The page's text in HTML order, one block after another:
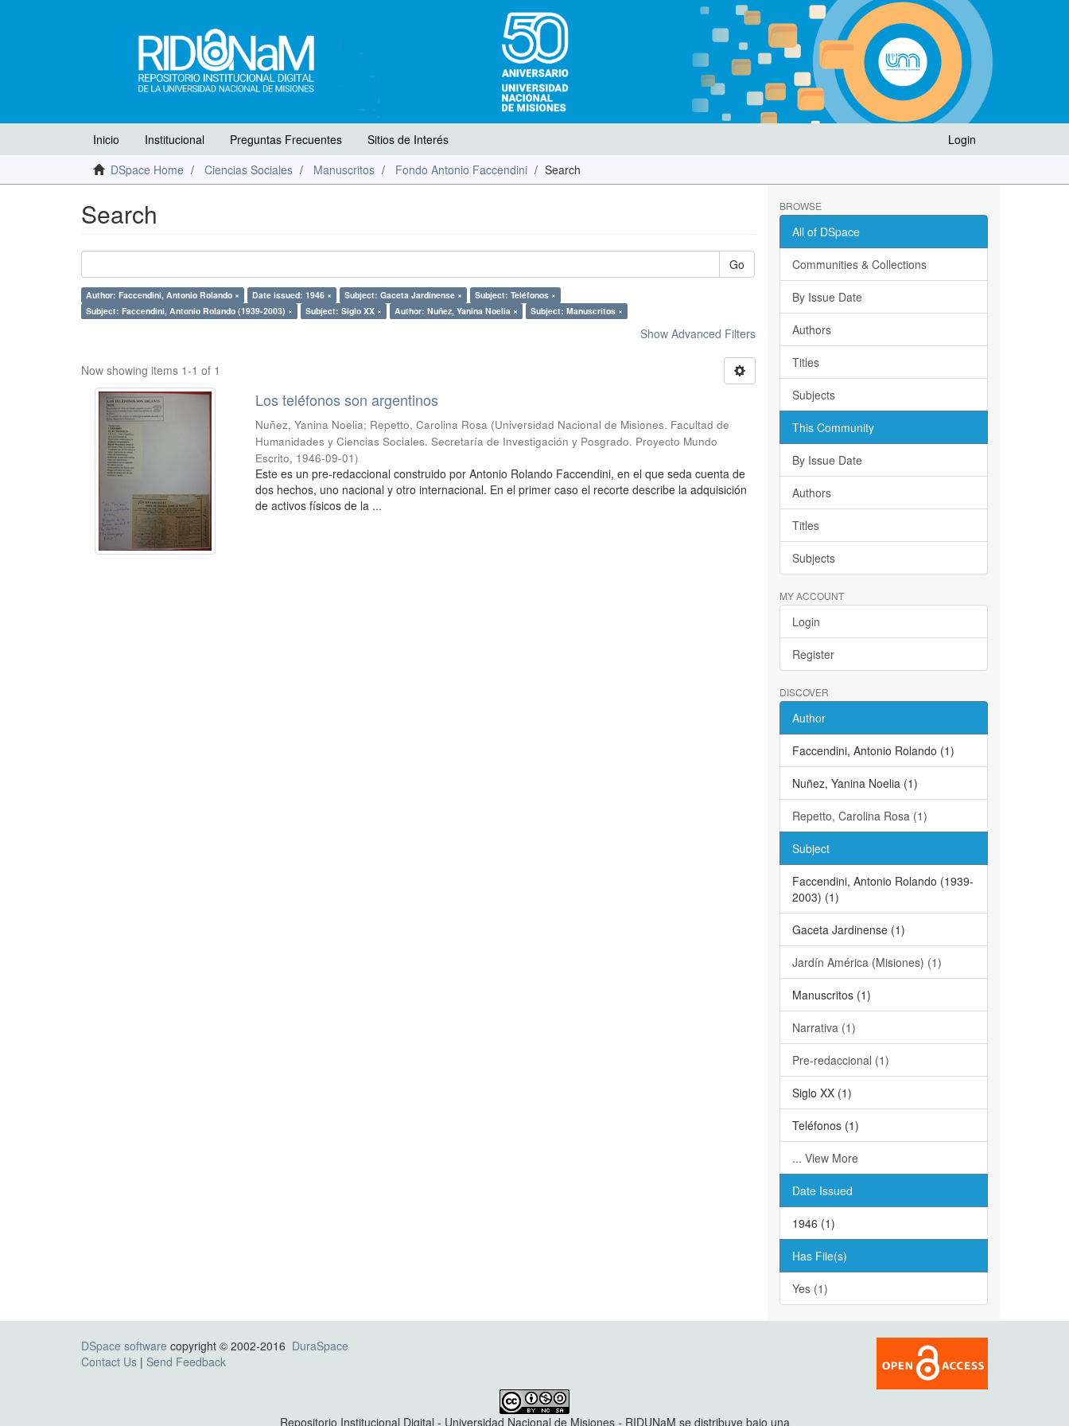
Login
Inicio Institucional Preguntas Frecuentes
Sitios de Interés
DSpace Home
Ciencias Sociales Manuscritos Fondo Antonio Faccendini Search
Search
Go
Author: Faccendini, Antonio Rolando × Date issued: 1946 × Subject: Gaceta Jardinense ×
Subject: Teléfonos ×
Subject: Faccendini, Antonio Rolando (1939-2003) ×
Subject: Siglo XX × Author: Nuñez, Yanina Noelia × Subject: Manuscritos ×
Show Advanced Filters
Now showing items 1-1 of 1
Los teléfonos son argentinos
Nuñez, Yanina Noelia; Repetto, Carolina Rosa (Universidad Nacional de Misiones. Facultad de
Humanidades y Ciencias Sociales. Secretaría de Investigación y Posgrado. Proyecto Mundo
Escrito, 1946-09-01)
Este es un pre-redaccional construido por Antonio Rolando Faccendini, en el que seda cuenta de
dos hechos, uno nacional y otro internacional. En el primer caso el recorte describe la adquisición
de activos físicos de la ...
BROWSE
All of DSpace
Communities & Collections
By Issue Date
Authors
Titles
Subjects
This Community
By Issue Date
Authors
Titles
Subjects
MY ACCOUNT
Login
Register
DISCOVER
Author
Faccendini, Antonio Rolando (1)
Nuñez, Yanina Noelia (1)
Repetto, Carolina Rosa (1)
Subject
Faccendini, Antonio Rolando (1939-
2003) (1)
Gaceta Jardinense (1)
Jardín América (Misiones) (1)
Manuscritos (1)
Narrativa (1)
Pre-redaccional (1)
Siglo XX (1)
Teléfonos (1)
... View More
Date Issued
1946 (1)
Has File(s)
Yes (1)
DSpace software copyright © 2002-2016 DuraSpace
Contact Us | Send Feedback
Repositorio Institucional Digital - Universidad Nacional de Misiones - RIDUNaM se distribuye bajo una